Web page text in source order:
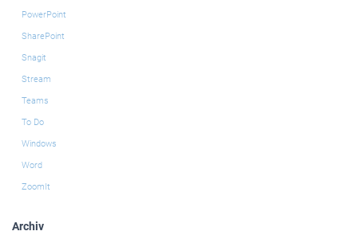
PowerPoint
SharePoint
Snagit
Stream
Teams
To Do
Windows
Word
ZoomIt
Archiv